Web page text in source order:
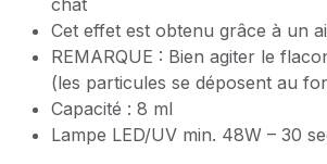
chat
Cet effet est obtenu grâce à un
REMARQUE : Bien agiter le
(les particules se déposent au
Capacité : 8 ml
Lampe LED/UV min. 48W – 30